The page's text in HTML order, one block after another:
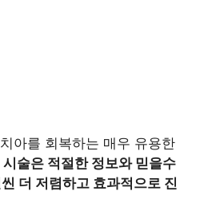
아를 회복하는 매우 유용한
술은 적절한 정보와 믿을수
더 저렴하고 효과적으로 진